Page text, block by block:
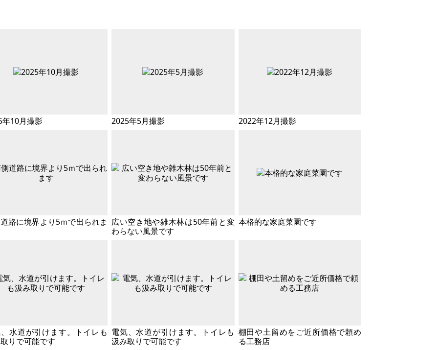
10月撮影 2025年5月撮影 2022年12月撮影
路に境界より5ｍで出られま 広い空き地や雑木林は50年前と変
わらない風景です
本格的な家庭菜園です
水道が引けます。トイレも
りで可能です
電気、水道が引けます。トイレも
汲み取りで可能です
棚田や土留めをご近所価格で頼め
る工務店